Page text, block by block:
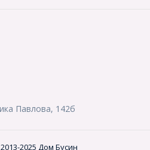
Павлова, 142б
2025 Дом Бусин